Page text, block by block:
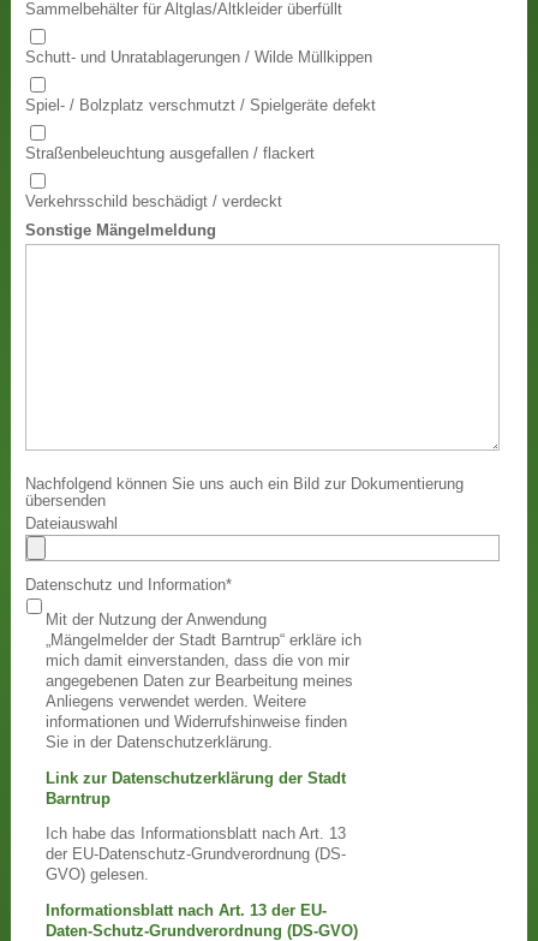
Sammelbehälter für Altglas/Altkleider überfüllt
Schutt- und Unratablagerungen / Wilde Müllkippen
Spiel- / Bolzplatz verschmutzt / Spielgeräte defekt
Straßenbeleuchtung ausgefallen / flackert
Verkehrsschild beschädigt / verdeckt
Sonstige Mängelmeldung
Nachfolgend können Sie uns auch ein Bild zur Dokumentierung
übersenden
Dateiauswahl
Datenschutz und Information*
Mit der Nutzung der Anwendung
„Mängelmelder der Stadt Barntrup“ erkläre ich
mich damit einverstanden, dass die von mir
angegebenen Daten zur Bearbeitung meines
Anliegens verwendet werden. Weitere
informationen und Widerrufshinweise finden
Sie in der Datenschutzerklärung.
Link zur Datenschutzerklärung der Stadt
Barntrup
Ich habe das Informationsblatt nach Art. 13
der EU-Datenschutz-Grundverordnung (DS-
GVO) gelesen.
Informationsblatt nach Art. 13 der EU-
Daten-Schutz-Grundverordnung (DS-GVO)